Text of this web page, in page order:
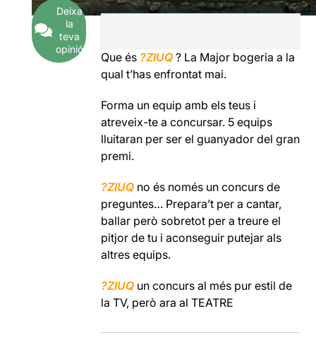
Deixa
la
teva
opinió
Que és ?ZIUQ ? La Major bogeria a la
qual t’has enfrontat mai.
Forma un equip amb els teus i
atreveix-te a concursar. 5 equips
lluitaran per ser el guanyador del gran
premi.
?ZIUQ no és només un concurs de
preguntes… Prepara’t per a cantar,
ballar però sobretot per a treure el
pitjor de tu i aconseguir putejar als
altres equips.
?ZIUQ un concurs al més pur estil de
la TV, però ara al TEATRE